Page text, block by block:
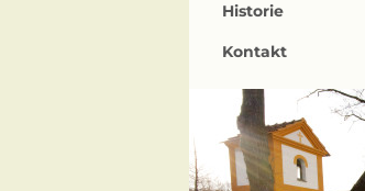
Historie
Kontakt